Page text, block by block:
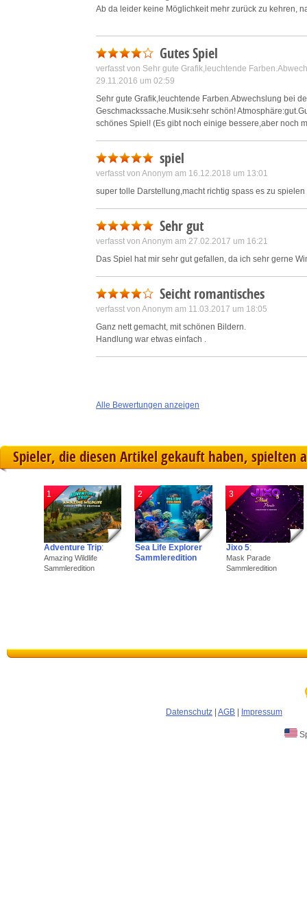
Ab da leider keine Möglichkeit mehr zurück zu kehren,
3 Sterne gebe ich weil die bisherigen Minispiele neu
Aber wer weiss, was noch für frustierende Fehler im
mfg.
O.P.
Gutes Spiel
verfasst von Sehr gute Grafik,leuchtende
29.11.2016 um 02:59
Sehr gute Grafik,leuchtende Farben.Abwechslung bei
Geschmackssache.Musik:sehr schön!
schönes Spiel! (Es gibt noch einige bessere,aber noch
spiel
verfasst von Anonym am 16.12.2018 um 13:01
super tolle Darstellung,macht richtig spass es zu spielen
Sehr gut
verfasst von Anonym am 27.02.2017 um 16:21
Das Spiel hat mir sehr gut gefallen, da ich sehr gerne
Seicht romantisches
verfasst von Anonym am 11.03.2017 um 18:05
Ganz nett gemacht, mit schönen Bildern.
Handlung war etwas einfach .
Alle Bewertungen anzeigen
Spieler, die diesen Artikel gekauft haben, spielten
1
Adventure Trip:
Amazing Wildlife
Sammleredition
2
Sea Life Explorer
Sammleredition
3
Jixo 5:
Mask Parade
Sammleredition
Datenschutz AGB Impressum